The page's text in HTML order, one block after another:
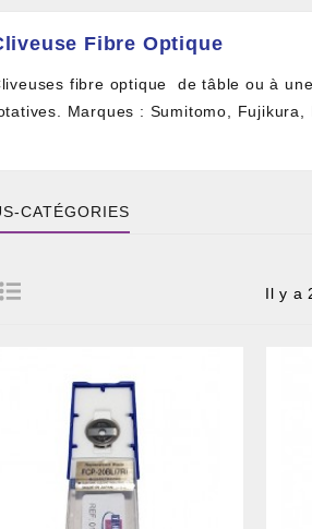
Fibre Optique
fibre optique de tâble ou à
Marques : Sumitomo, Fujikura,
CATÉGORIES
Il y a